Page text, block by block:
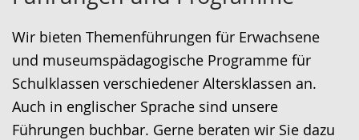
Wir bieten Themenführungen für Erwachsene
und museumspädagogische Programme für
Schulklassen verschiedener Altersklassen an.
Auch in englischer Sprache sind unsere
Führungen buchbar. Gerne beraten wir Sie dazu
wechseln.
Deutscher
Gebärdensprache
wird
angezeigt.